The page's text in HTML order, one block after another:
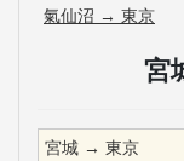
氣仙沼 → 東京
宮
宮城 → 東京